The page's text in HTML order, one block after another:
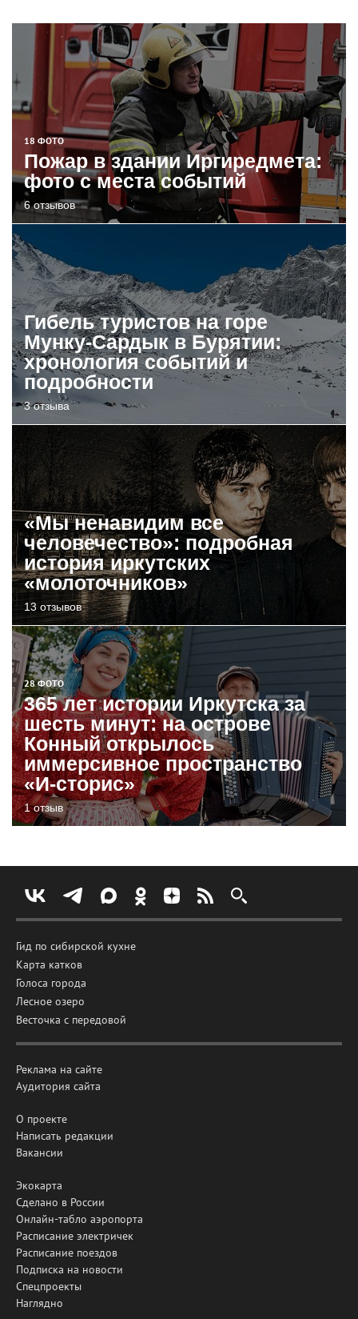
18 ФОТО
Пожар в здании Иргиредмета:
фото с места событий
6 отзывов
Гибель туристов на горе
Мунку-Сардык в Бурятии:
хронология событий и
подробности
3 отзыва
«Мы ненавидим все
человечество»: подробная
история иркутских
«молоточников»
13 отзывов
28 ФОТО
365 лет истории Иркутска за
шесть минут: на острове
Конный открылось
иммерсивное пространство
«И-сторис»
1 отзыв
Гид по сибирской кухне
Карта катков
Голоса города
Лесное озеро
Весточка с передовой
Реклама на сайте
Аудитория сайта
О проекте
Написать редакции
Вакансии
Экокарта
Сделано в России
Онлайн-табло аэропорта
Расписание электричек
Расписание поездов
Подписка на новости
Спецпроекты
Наглядно